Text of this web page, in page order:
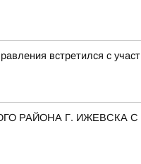
встретился с
РАЙОНА Г. ИЖЕВСКА